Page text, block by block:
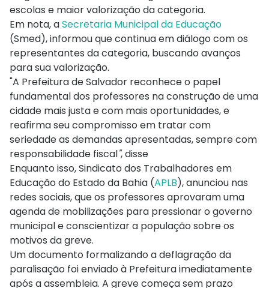
escolas e maior valorização da categoria.
Em nota, aSecretaria Municipal da Educação
(Smed), informou que continua em diálogo com os
representantes da categoria, buscando avanços
para sua valorização.
"A Prefeitura de Salvador reconhece o papel
fundamental dos professores na construção de uma
cidade mais justa e com mais oportunidades, e
reafirma seu compromisso em tratar com
seriedade as demandas apresentadas, sempre com
responsabilidade fiscal", disse
Enquanto isso, Sindicato dos Trabalhadores em
Educação do Estado da Bahia (APLB), anunciou nas
redes sociais, que os professores aprovaram uma
agenda de mobilizações para pressionar o governo
municipal e conscientizar a população sobre os
motivos da greve.
Um documento formalizando a deflagração da
paralisação foi enviado à Prefeitura imediatamente
após a assembleia. A greve começa sem prazo